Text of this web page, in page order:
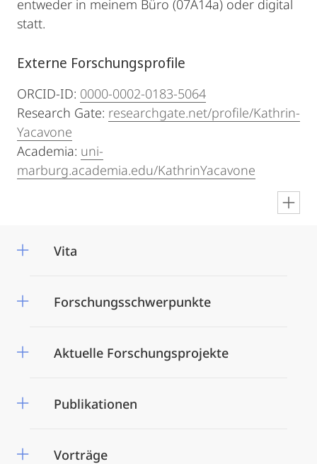
entweder in meinem Büro (07A14a) oder digital
statt.
Externe Forschungsprofile
ORCID-ID: 0000-0002-0183-5064
Research Gate: researchgate.net/profile/Kathrin-
Yacavone
Academia: uni-
marburg.academia.edu/KathrinYacavone
Vita
Forschungsschwerpunkte
Aktuelle Forschungsprojekte
Publikationen
Vorträge